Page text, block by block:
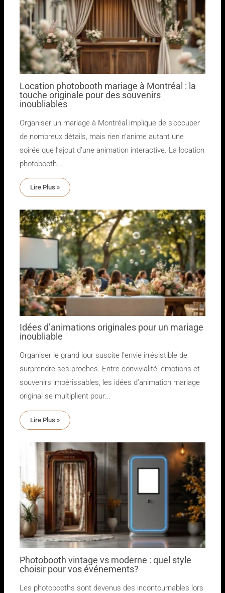
Location photobooth mariage à Montréal : la
touche originale pour des souvenirs
inoubliables
Organiser un mariage à Montréal implique de s’occuper
de nombreux détails, mais rien n’anime autant une
soirée que l’ajout d’une animation interactive. La location
photobooth...
Lire Plus »
Idées d’animations originales pour un mariage
inoubliable
Organiser le grand jour suscite l’envie irrésistible de
surprendre ses proches. Entre convivialité, émotions et
souvenirs impérissables, les idées d’animation mariage
original se multiplient pour...
Lire Plus »
Photobooth vintage vs moderne : quel style
choisir pour vos événements?
Les photobooths sont devenus des incontournables lors